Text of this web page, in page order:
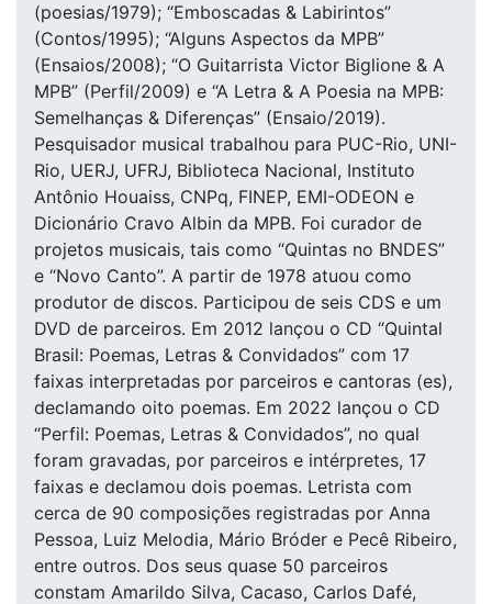
(poesias/1979); “Emboscadas & Labirintos”
(Contos/1995); “Alguns Aspectos da MPB”
(Ensaios/2008); “O Guitarrista Victor Biglione & A
MPB” (Perfil/2009) e “A Letra & A Poesia na MPB:
Semelhanças & Diferenças” (Ensaio/2019).
Pesquisador musical trabalhou para PUC-Rio, UNI-
Rio, UERJ, UFRJ, Biblioteca Nacional, Instituto
Antônio Houaiss, CNPq, FINEP, EMI-ODEON e
Dicionário Cravo Albin da MPB. Foi curador de
projetos musicais, tais como “Quintas no BNDES”
e “Novo Canto”. A partir de 1978 atuou como
produtor de discos. Participou de seis CDS e um
DVD de parceiros. Em 2012 lançou o CD “Quintal
Brasil: Poemas, Letras & Convidados” com 17
faixas interpretadas por parceiros e cantoras (es),
declamando oito poemas. Em 2022 lançou o CD
“Perfil: Poemas, Letras & Convidados”, no qual
foram gravadas, por parceiros e intérpretes, 17
faixas e declamou dois poemas. Letrista com
cerca de 90 composições registradas por Anna
Pessoa, Luiz Melodia, Mário Bróder e Pecê Ribeiro,
entre outros. Dos seus quase 50 parceiros
constam Amarildo Silva, Cacaso, Carlos Dafé,